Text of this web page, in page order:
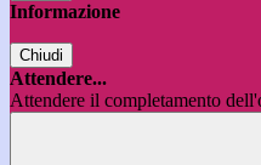
Informazione
Chiudi
Attendere...
Attendere il completamento